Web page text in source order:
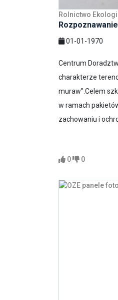
Rolnictwo
01-01-1970
Centrum
charakterze
muraw”.Celem
w ramach
zachowaniu i
0 0